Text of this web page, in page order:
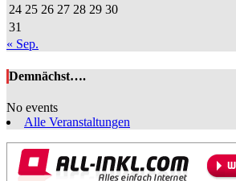
24 25 26 27 28 29 30
31
« Sep.
Demnächst….
No events
Alle Veranstaltungen